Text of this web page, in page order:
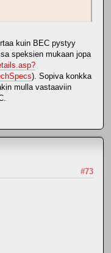
kuin BEC pystyy
speksien mukaan jopa
). Sopiva konkka
mulla vastaaviin
#73